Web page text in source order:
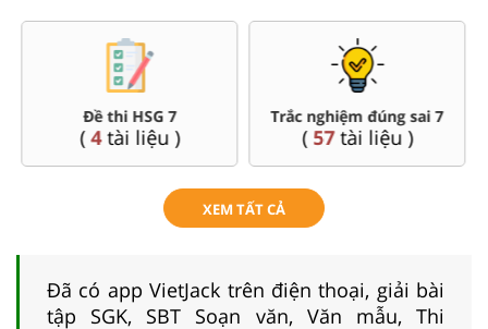
Đề thi HSG 7
(4tài liệu )
Trắc nghiệm đúng sai 7
(57tài liệu )
XEM TẤT CẢ
Đã có app VietJack trên điện thoại, giải bài
tập SGK, SBT Soạn văn, Văn mẫu, Thi